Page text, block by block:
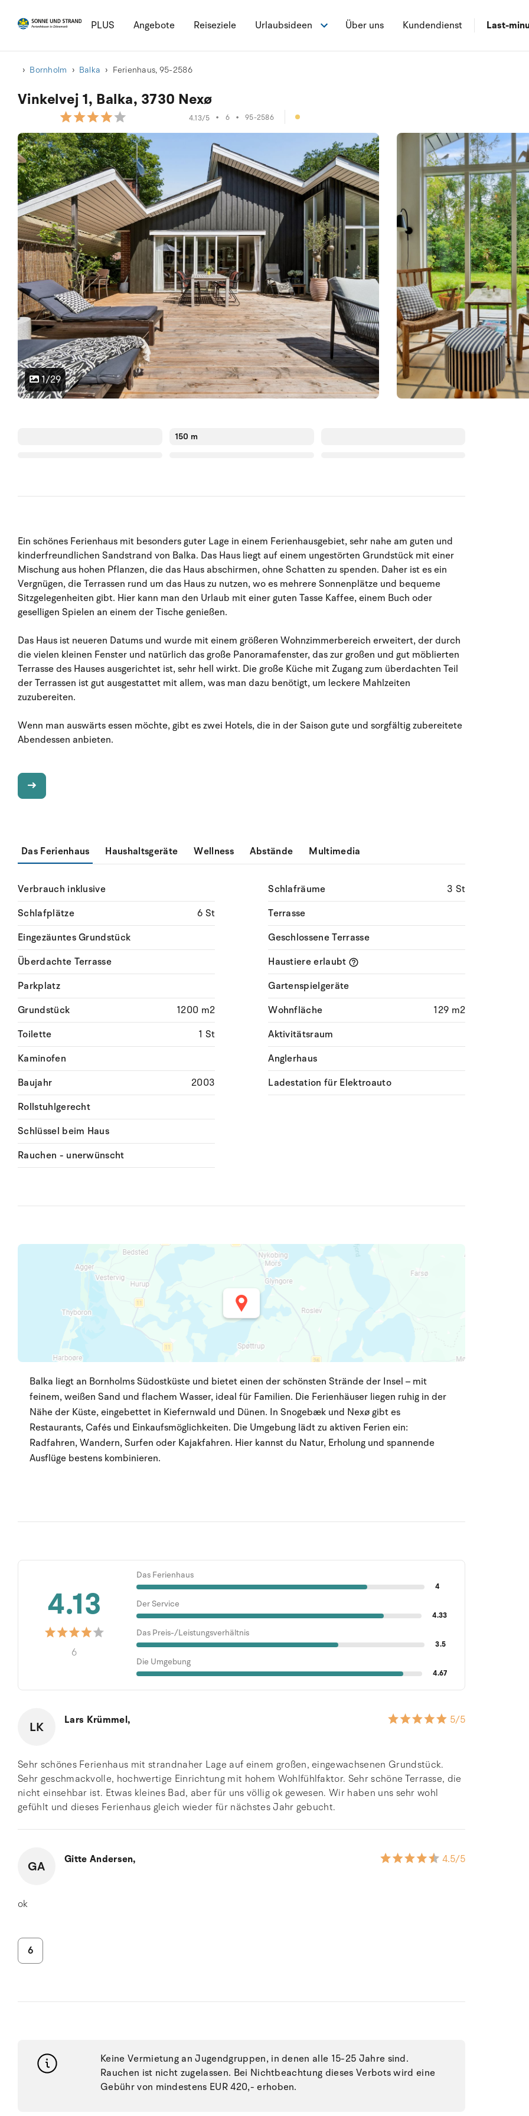
PLUS Angebote Reiseziele Urlaubsideen Über uns Kundendienst Last-
Bornholm Balka Ferienhaus, 95-2586
Vinkelvej 1, Balka, 3730 Nexø
4.13/5 • 6 • 95-2586
1/29
150 m
Ein schönes Ferienhaus mit besonders guter Lage in einem Ferienhausgebiet, sehr nahe am guten und
kinderfreundlichen Sandstrand von Balka. Das Haus liegt auf einem ungestörten Grundstück mit einer
Mischung aus hohen Pflanzen, die das Haus abschirmen, ohne Schatten zu spenden. Daher ist es ein
Vergnügen, die Terrassen rund um das Haus zu nutzen, wo es mehrere Sonnenplätze und bequeme
Sitzgelegenheiten gibt. Hier kann man den Urlaub mit einer guten Tasse Kaffee, einem Buch oder
geselligen Spielen an einem der Tische genießen.
Das Haus ist neueren Datums und wurde mit einem größeren Wohnzimmerbereich erweitert, der durch
die vielen kleinen Fenster und natürlich das große Panoramafenster, das zur großen und gut möblierten
Terrasse des Hauses ausgerichtet ist, sehr hell wirkt. Die große Küche mit Zugang zum überdachten Teil
der Terrassen ist gut ausgestattet mit allem, was man dazu benötigt, um leckere Mahlzeiten
zuzubereiten.
Wenn man auswärts essen möchte, gibt es zwei Hotels, die in der Saison gute und sorgfältig zubereitete
Abendessen anbieten.
Das Ferienhaus Haushaltsgeräte Wellness Abstände Multimedia
Verbrauch inklusive
Schlafplätze
6 St
Eingezäuntes Grundstück
Überdachte Terrasse
Parkplatz
Grundstück
1200 m2
Toilette
1 St
Kaminofen
Baujahr
2003
Rollstuhlgerecht
Schlüssel beim Haus
Rauchen - unerwünscht
Schlafräume
3 St
Terrasse
Geschlossene Terrasse
Haustiere erlaubt
Gartenspielgeräte
Wohnfläche
129 m2
Aktivitätsraum
Anglerhaus
Ladestation für Elektroauto
Balka liegt an Bornholms Südostküste und bietet einen der schönsten Strände der Insel – mit
feinem, weißen Sand und flachem Wasser, ideal für Familien. Die Ferienhäuser liegen ruhig in der
Nähe der Küste, eingebettet in Kiefernwald und Dünen. In Snogebæk und Nexø gibt es
Restaurants, Cafés und Einkaufsmöglichkeiten. Die Umgebung lädt zu aktiven Ferien ein:
Radfahren, Wandern, Surfen oder Kajakfahren. Hier kannst du Natur, Erholung und spannende
Ausflüge bestens kombinieren.
4.13
6
Das Ferienhaus
4
Der Service
4.33
Das Preis-/Leistungsverhältnis
3.5
Die Umgebung
4.67
LK Lars Krümmel, 5/5
Sehr schönes Ferienhaus mit strandnaher Lage auf einem großen, eingewachsenen Grundstück.
Sehr geschmackvolle, hochwertige Einrichtung mit hohem Wohlfühlfaktor. Sehr schöne Terrasse, die
nicht einsehbar ist. Etwas kleines Bad, aber für uns völlig ok gewesen. Wir haben uns sehr wohl
gefühlt und dieses Ferienhaus gleich wieder für nächstes Jahr gebucht.
GA Gitte Andersen, 4.5/5
ok
6
Keine Vermietung an Jugendgruppen, in denen alle 15-25 Jahre sind.
Rauchen ist nicht zugelassen. Bei Nichtbeachtung dieses Verbots wird eine
Gebühr von mindestens EUR 420,- erhoben.
August 2026
Mo Di Mi Do
31
33
34
36
27 28 29 30
10 11 12 13
17 18 19 20
31 1 2 3